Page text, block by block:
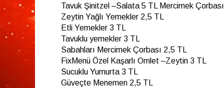
Tavuk Şinitzel –Salata 5 TL Mercimek
Zeytin Yağlı Yemekler 2,5 TL
Etli Yemekler 3 TL
Tavuklu yemekler 3 TL
Sabahları Mercimek Çorbası 2,5 TL
FixMenü Özel Kaşarlı Omlet –Zeytin 3 TL
Sucuklu Yumurta 3 TL
Güveçte Menemen 2,5 TL